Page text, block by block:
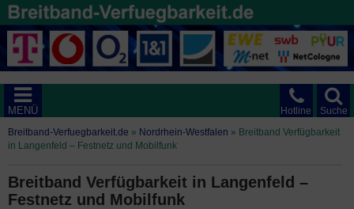
Suche
Hotline
MENÜ
Breitband-Verfuegbarkeit.de » Nordrhein-Westfalen » Breitband Verfügbarkeit
in Langenfeld – Festnetz und Mobilfunk
Breitband Verfügbarkeit in Langenfeld –
Festnetz und Mobilfunk